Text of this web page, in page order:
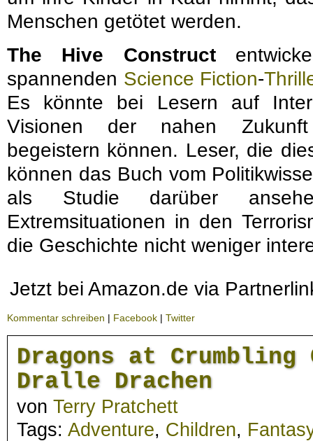
Menschen getötet werden.
The Hive Construct
spannenden Science Fiction-
Es könnte bei Lesern auf
Visionen der nahen Zukunft
begeistern können. Leser, die
können das Buch vom
als Studie darüber
Extremsituationen in den
die Geschichte nicht weniger
Jetzt bei Amazon.de via
Kommentar schreiben | Facebook | Twitter
Dragons at
Dralle Drachen
von Terry Pratchett
Tags: Adventure, Children,